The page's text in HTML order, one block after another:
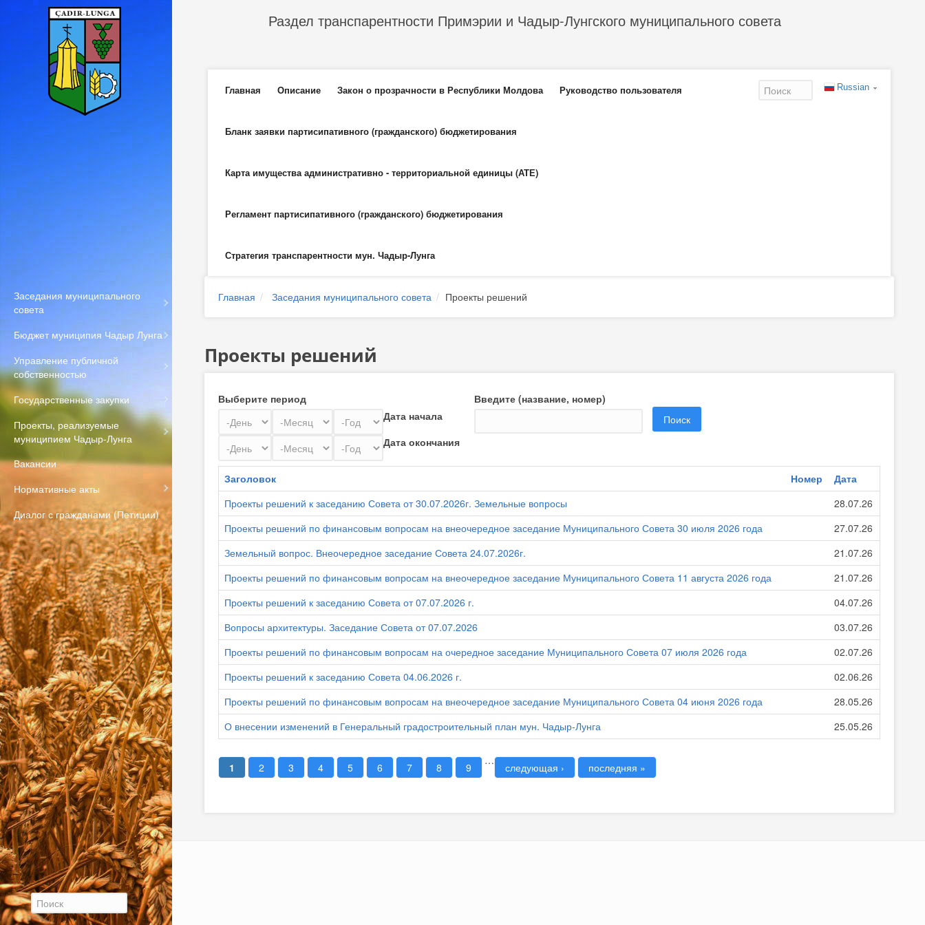
Перейти к основному содержанию
Раздел транспарентности Примэрии и Чадыр-Лунгского муниципального совета
Главное меню
Главная Описание Закон о прозрачности в Республики Молдова Руководство пользователя
Бланк заявки партисипативного (гражданского) бюджетирования
Карта имущества административно - территориальной единицы (АТЕ)
Регламент партисипативного (гражданского) бюджетирования
Стратегия транспарентности мун. Чадыр-Лунга
Russian
Заседания муниципального
совета
Бюджет муниципия Чадыр Лунга
Управление публичной
собственностью
Государственные закупки
Проекты, реализуемые
муниципием Чадыр-Лунга
Вакансии
Нормативные акты
Диалог с гражданами (Петиции)
Главная Заседания муниципального совета Проекты решений
Проекты решений
Выберите период
Дата начала
День Месяц
Год
Дата окончания
День Месяц Год
Введите (название, номер)
Заголовок Номер
Дата
Проекты решений к заседанию Совета от 30.07.2026г. Земельные вопросы
28.07.26
Проекты решений по финансовым вопросам на внеочередное заседание Муниципального Совета 30 июля 2026 года
27.07.26
Земельный вопрос. Внеочередное заседание Совета 24.07.2026г.
21.07.26
Проекты решений по финансовым вопросам на внеочередное заседание Муниципального Совета 11 августа 2026 года
21.07.26
Проекты решений к заседанию Совета от 07.07.2026 г.
04.07.26
Вопросы архитектуры. Заседание Совета от 07.07.2026
03.07.26
Проекты решений по финансовым вопросам на очередное заседание Муниципального Совета 07 июля 2026 года
02.07.26
Проекты решений к заседанию Совета 04.06.2026 г.
02.06.26
Проекты решений по финансовым вопросам на внеочередное заседание Муниципального Совета 04 июня 2026 года
28.05.26
О внесении изменений в Генеральный градостроительный план мун. Чадыр-Лунга
25.05.26
Страницы
1 2 3 4 5 6 7 8 9
…
следующая › последняя »
Форма поиска